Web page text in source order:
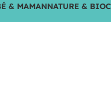
& MAMANNATURE & BIO